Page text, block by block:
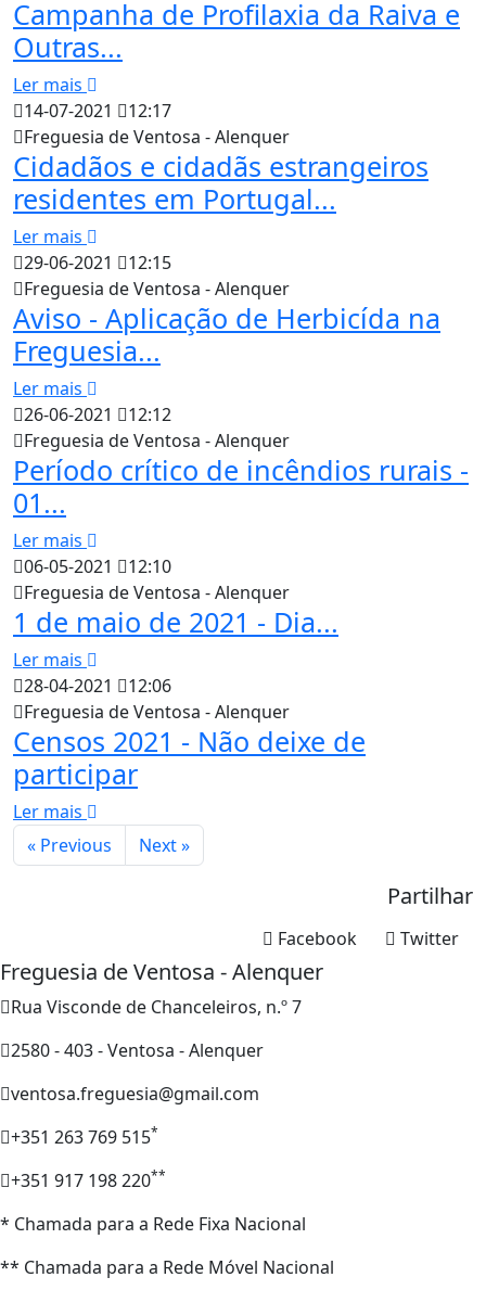
Campanha de Profilaxia da Raiva e
Outras...
Ler mais
14-07-2021
12:17
Freguesia de Ventosa - Alenquer
Cidadãos e cidadãs estrangeiros
residentes em Portugal...
Ler mais
29-06-2021
12:15
Freguesia de Ventosa - Alenquer
Aviso - Aplicação de Herbicída na
Freguesia...
Ler mais
26-06-2021
12:12
Freguesia de Ventosa - Alenquer
Período crítico de incêndios rurais -
01...
Ler mais
06-05-2021
12:10
Freguesia de Ventosa - Alenquer
1 de maio de 2021 - Dia...
Ler mais
28-04-2021
12:06
Freguesia de Ventosa - Alenquer
Censos 2021 - Não deixe de
participar
Ler mais
« Previous
Next »
Partilhar
Twitter
Facebook
Freguesia de Ventosa - Alenquer
Rua Visconde de Chanceleiros, n.º 7
2580 - 403 - Ventosa - Alenquer
ventosa.freguesia@gmail.com
+351 263 769 515*
+351 917 198 220**
* Chamada para a Rede Fixa Nacional
** Chamada para a Rede Móvel Nacional